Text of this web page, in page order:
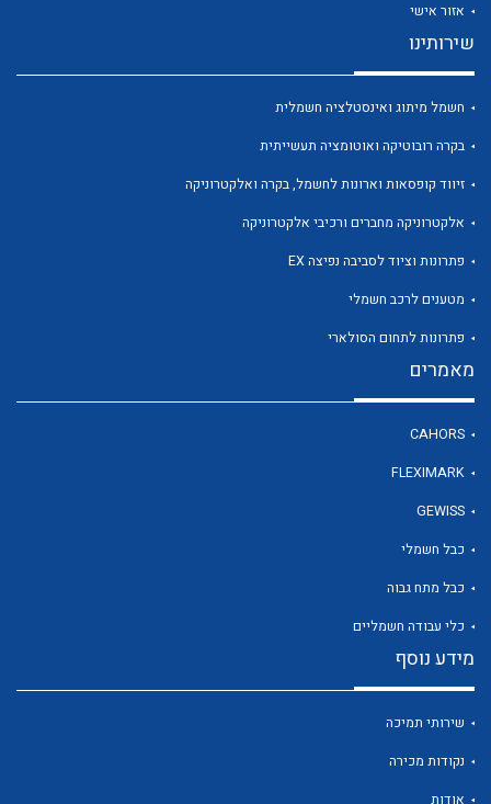
לכל מוצרי היצרן
אזור אישי
שירותינו
חשמל מיתוג ואינסטלציה חשמלית
בקרה רובוטיקה ואוטומציה תעשייתית
זיווד קופסאות וארונות לחשמל, בקרה ואלקטרוניקה
אלקטרוניקה מחברים ורכיבי אלקטרוניקה
פתרונות וציוד לסביבה נפיצה EX
מטענים לרכב חשמלי
פתרונות לתחום הסולארי
מאמרים
CAHORS
FLEXIMARK
GEWISS
כבל חשמלי
כבל מתח גבוה
כלי עבודה חשמליים
מידע נוסף
שירותי תמיכה
נקודות מכירה
אודות